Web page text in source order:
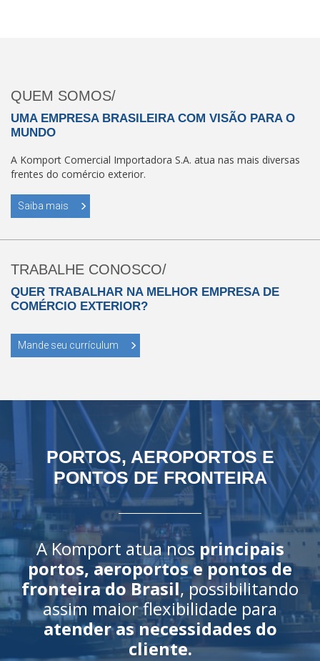
QUEM SOMOS/
UMA EMPRESA BRASILEIRA COM VISÃO PARA O
MUNDO
A Komport Comercial Importadora S.A. atua nas mais diversas
frentes do comércio exterior.
Saiba mais
TRABALHE CONOSCO/
QUER TRABALHAR NA MELHOR EMPRESA DE
COMÉRCIO EXTERIOR?
Mande seu currículum
PORTOS, AEROPORTOS E
PONTOS DE FRONTEIRA
A Komport atua nos principais
portos, aeroportos e pontos de
fronteira do Brasil, possibilitando
assim maior flexibilidade para
atender as necessidades do
cliente.